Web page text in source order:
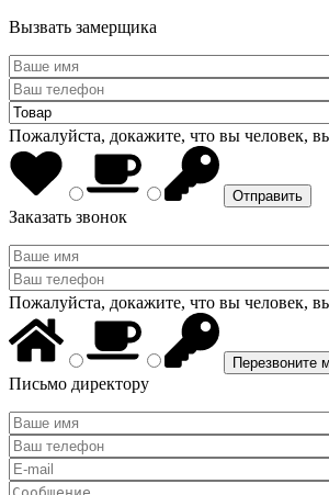
Вызвать замерщика
Пожалуйста, докажите, что вы человек,
Заказать звонок
Пожалуйста, докажите, что вы человек,
Письмо директору